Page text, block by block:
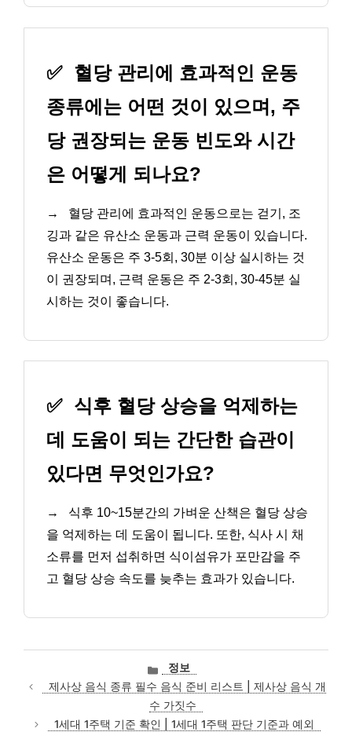
✅ 혈당 관리에 효과적인 운동
종류에는 어떤 것이 있으며, 주
당 권장되는 운동 빈도와 시간
은 어떻게 되나요?
→
혈당 관리에 효과적인 운동으로는 걷기, 조
깅과 같은 유산소 운동과 근력 운동이 있습니다.
유산소 운동은 주 3-5회, 30분 이상 실시하는 것
이 권장되며, 근력 운동은 주 2-3회, 30-45분 실
시하는 것이 좋습니다.
✅ 식후 혈당 상승을 억제하는
데 도움이 되는 간단한 습관이
있다면 무엇인가요?
→
식후 10~15분간의 가벼운 산책은 혈당 상승
을 억제하는 데 도움이 됩니다. 또한, 식사 시 채
소류를 먼저 섭취하면 식이섬유가 포만감을 주
고 혈당 상승 속도를 늦추는 효과가 있습니다.
카
테
고
리
정보
제사상 음식 종류 필수 음식 준비 리스트 | 제사상 음식 개
수 가짓수
1세대 1주택 기준 확인 | 1세대 1주택 판단 기준과 예외